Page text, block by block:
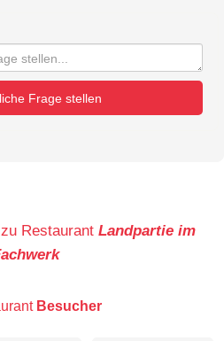
Frage stellen
Restaurant Landpartie im
Besucher